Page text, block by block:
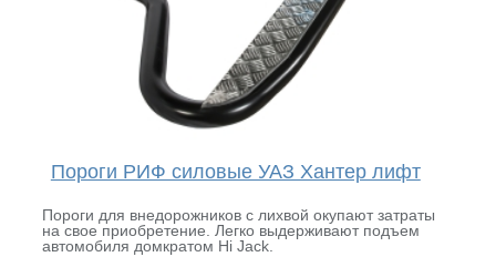
Пороги РИФ силовые УАЗ Хантер лифт
Пороги для внедорожников с лихвой окупают затраты
на свое приобретение. Легко выдерживают подъем
автомобиля домкратом Hi Jack.